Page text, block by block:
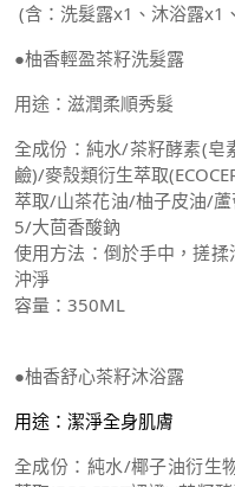
(含：洗髮露x1、沐浴露x1
●柚香輕盈茶籽洗髮露
用途：滋潤柔順秀髮
全成份：純水/茶籽酵素(皂
鹼)/麥殼類衍生萃取
萃取/山茶花油/柚子皮油/
5/大茴香酸鈉
使用方法：倒於手中，搓
沖淨
容量：350ML
●柚香舒心茶籽沐浴露
用途：潔淨全身肌膚
全成份：純水/椰子油衍生